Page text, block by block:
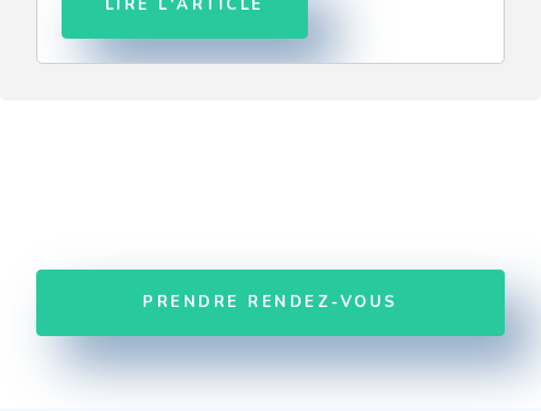
LIRE L'ARTICLE
PRENDRE RENDEZ-VOUS